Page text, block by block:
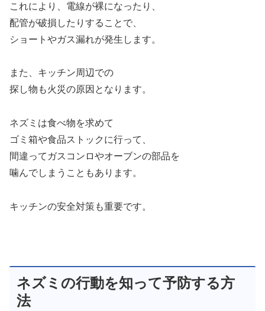
これにより、電線が裸になったり、
配管が破損したりすることで、
ショートやガス漏れが発生します。
また、キッチン周辺での
探し物も火災の原因となります。
ネズミは食べ物を求めて
ゴミ箱や食品ストックに行って、
間違ってガスコンロやオーブンの部品を
噛んでしまうこともあります。
キッチンの安全対策も重要です。
ネズミの行動を知って予防する方
法